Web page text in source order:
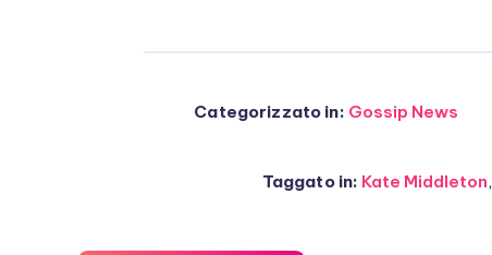
Categorizzato in: Gossip News
Taggato in: Kate Middleton,